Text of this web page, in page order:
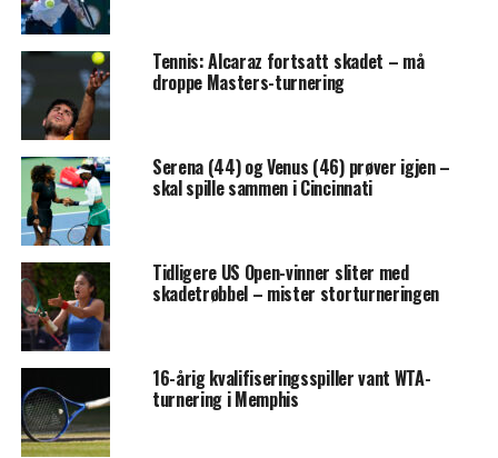
Tennis: Alcaraz fortsatt skadet – må
droppe Masters-turnering
Serena (44) og Venus (46) prøver igjen –
skal spille sammen i Cincinnati
Tidligere US Open-vinner sliter med
skadetrøbbel – mister storturneringen
16-årig kvalifiseringsspiller vant WTA-
turnering i Memphis